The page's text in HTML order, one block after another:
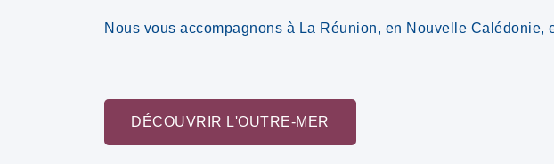
Nous vous accompagnons à La Réunion, en Nouvelle Calédonie,
DÉCOUVRIR L'OUTRE-MER